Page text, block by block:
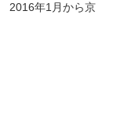
2016年1月から京